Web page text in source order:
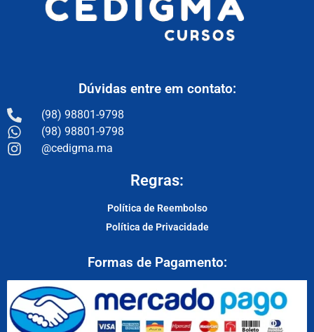
Dúvidas entre em contato:
(98) 98801-9798
(98) 98801-9798
@cedigma.ma
Regras:
Política de Reembolso
Política de Privacidade
Formas de Pagamento: